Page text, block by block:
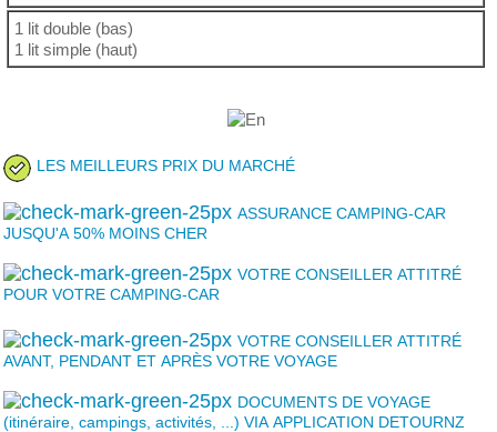
1 lit double (bas)
1 lit simple (haut)
LES MEILLEURS PRIX DU MARCHÉ
ASSURANCE CAMPING-CAR
JUSQU'A 50% MOINS CHER
VOTRE CONSEILLER ATTITRÉ
POUR VOTRE CAMPING-CAR
VOTRE CONSEILLER ATTITRÉ
AVANT, PENDANT ET APRÈS VOTRE VOYAGE
DOCUMENTS DE VOYAGE
(itinéraire, campings, activités, ...) VIA APPLICATION DETOURNZ